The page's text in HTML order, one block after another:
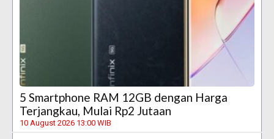
5 Smartphone RAM 12GB dengan Harga
Terjangkau, Mulai Rp2 Jutaan
10 August 2026 13:00 WIB